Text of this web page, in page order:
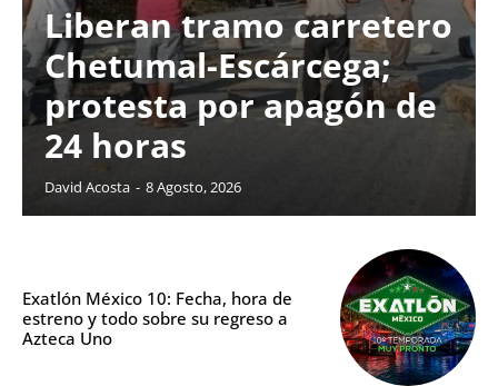
Liberan tramo carretero
Chetumal-Escárcega;
protesta por apagón de
24 horas
David Acosta - 8 Agosto, 2026
Exatlón México 10: Fecha, hora de
estreno y todo sobre su regreso a
Azteca Uno